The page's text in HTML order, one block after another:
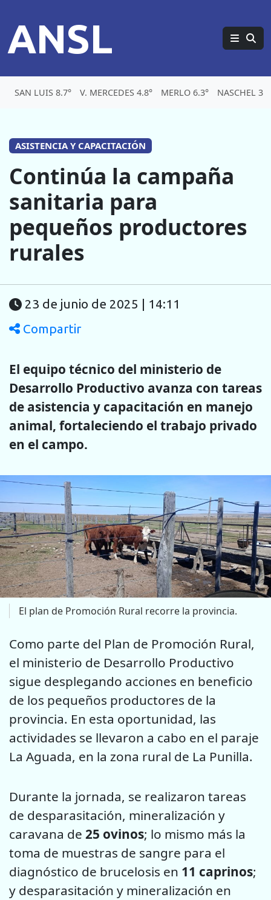
ANSL
SAN LUIS 8.7° V. MERCEDES 4.8° MERLO 6.3° NASCHEL
ASISTENCIA Y CAPACITACIÓN
Continúa la campaña
sanitaria para
pequeños productores
rurales
23 de junio de 2025 | 14:11
Compartir
El equipo técnico del ministerio de
Desarrollo Productivo avanza con tareas
de asistencia y capacitación en manejo
animal, fortaleciendo el trabajo privado
en el campo.
El plan de Promoción Rural recorre la provincia.
Como parte del Plan de Promoción Rural,
el ministerio de Desarrollo Productivo
sigue desplegando acciones en beneficio
de los pequeños productores de la
provincia. En esta oportunidad, las
actividades se llevaron a cabo en el paraje
La Aguada, en la zona rural de La Punilla.
Durante la jornada, se realizaron tareas
de desparasitación, mineralización y
caravana de 25 ovinos; lo mismo más la
toma de muestras de sangre para el
diagnóstico de brucelosis en 11 caprinos;
y desparasitación y mineralización en